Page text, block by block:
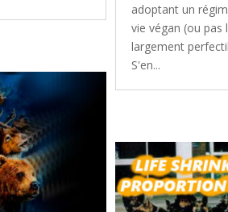
adoptant un
vie végan (ou pas
largement
S'en...